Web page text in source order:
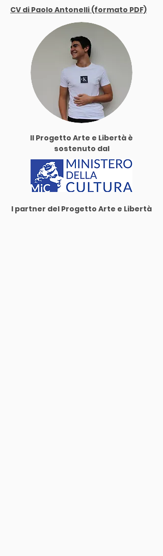
CV di Paolo Antonelli (formato PDF)
Il Progetto Arte e Libertà è
sostenuto dal
I partner del Progetto Arte e Libertà